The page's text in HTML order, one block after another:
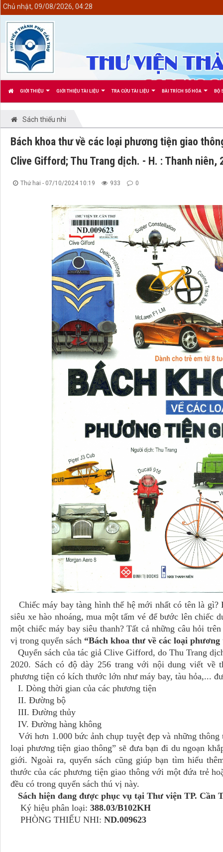
GIỚI THIỆU GIỚI THIỆU TÀI LIỆU TRA CỨU TÀI LIỆU BÀI TRÍCH SỐ HÓA BỘ
Chủ nhật, 09/08/2026, 04:28
Sách thiếu nhi
Bách khoa thư về các loại phương tiện giao
Clive Gifford; Thu Trang dịch. - H. : Thanh niên,
Thứ hai - 07/10/2024 10:19 933 0
Chiếc máy bay tàng hình thế hệ mới nhất có tên là gì?
siêu xe hào nhoáng, mua một tấm vé để bước lên chiếc
một chiếc máy bay siêu thanh? Tất cả những câu hỏi
vị trong quyển sách “Bách khoa thư về các loại
Quyển sách của tác giả Clive Gifford, do Thu Trang
2020. Sách có độ dày 256 trang với nội dung viết về
phương tiện có kích thước lớn như máy bay, tàu hỏa,...
I. Dòng thời gian của các phương tiện
II. Đường bộ
III. Đường thủy
IV. Đường hàng không
Với hơn 1.000 bức ảnh chụp tuyệt đẹp và những thông
loại phương tiện giao thông” sẽ đưa bạn đi du ngoạn
giới. Ngoài ra, quyển sách cũng giúp bạn tìm hiểu
thước của các phương tiện giao thông với một đứa trẻ
đều có trong quyển sách thú vị này.
Sách hiện đang được phục vụ tại Thư viện TP. Cần
Ký hiệu phân loại: 388.03/B102KH
PHÒNG THIẾU NHI: ND.009623
<